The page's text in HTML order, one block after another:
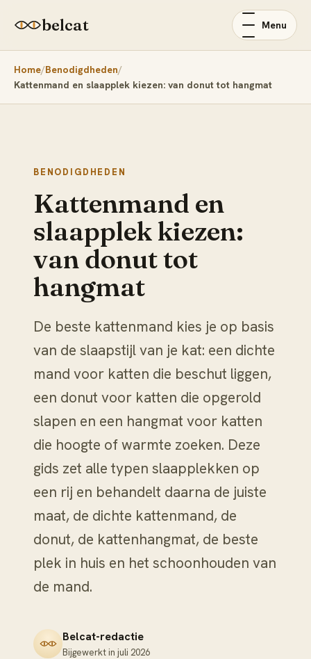
belcat Menu
Home Benodigdheden
Kattenmand en slaapplek kiezen: van donut tot hangmat
BENODIGDHEDEN
Kattenmand en
slaapplek kiezen:
van donut tot
hangmat
De beste kattenmand kies je op basis
van de slaapstijl van je kat: een dichte
mand voor katten die beschut liggen,
een donut voor katten die opgerold
slapen en een hangmat voor katten
die hoogte of warmte zoeken. Deze
gids zet alle typen slaapplekken op
een rij en behandelt daarna de juiste
maat, de dichte kattenmand, de
donut, de kattenhangmat, de beste
plek in huis en het schoonhouden van
de mand.
Belcat-redactie
Bijgewerkt in juli 2026